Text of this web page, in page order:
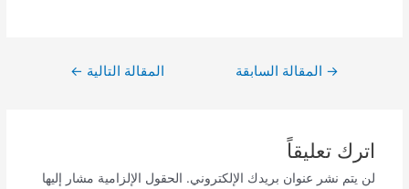
تصفّح→ المقالة السابقة المقالة التالية ←
اترك تعليقاً
لن يتم نشر عنوان بريدك الإلكتروني. الحقول الإلزامية مشار إليها